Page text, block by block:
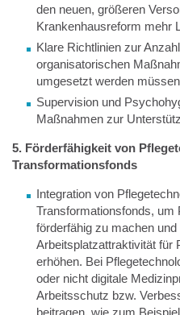
den neuen, größeren
Krankenhausreform mehr
Klare Richtlinien zur
organisatorischen
umgesetzt werden
Supervision und
Maßnahmen zur
5. Förderfähigkeit von
Transformationsfonds
Integration von
Transformationsfonds, um
förderfähig zu machen
Arbeitsplatzattraktivität für
erhöhen. Bei
oder nicht digitale
Arbeitsschutz bzw.
beitragen, wie zum